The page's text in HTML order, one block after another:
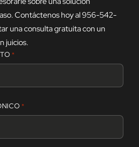
Contáctenos hoy al 956-542-
una consulta gratuita con un
juicios.
*
*